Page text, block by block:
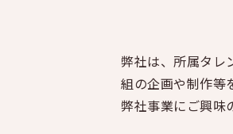
弊社は、所属タレ
組の企画や制作等
弊社事業にご興味